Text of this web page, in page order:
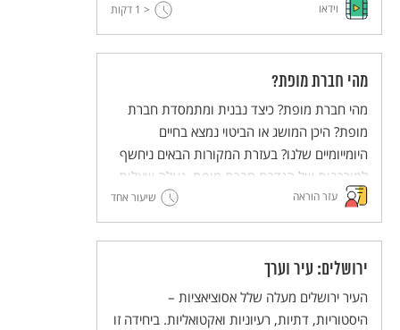
וידאו < 1 דקות
מהי חברת מופת?
מהי חברת מופת? כיצד נבנית ומתמסדת חברת
מופת? היכן המושג או הביטוי נמצא בחיים
היומייומיים שלנו? בעזרת המקורות הבאים ניחשף
למורכבות של הגדרת חברת מופת, נעלה שאלות
ונעלה אפשרויות ערכיות מנוגדות ליצירת חברת
מופת.
עזר הוראה שיעור אחד
ירושלים: עיר וערך
העיר ירושלים מעלה שלל אסוציאציות –
היסטוריות, דתיות, רעיוניות ואקטואליות. ביחידה זו